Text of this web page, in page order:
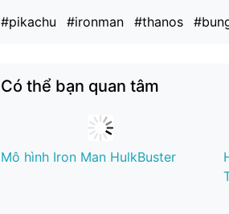
#pikachu #ironman #thanos
Có thể bạn quan tâm
Mô hình Iron Man HulkBuster